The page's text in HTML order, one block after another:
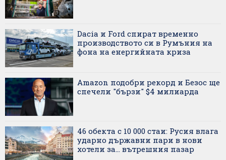
Dacia и Ford спират временно
производството си в Румъния на
фона на енергийната криза
Amazon подобри рекорд и Безос ще
спечели "бързи" $4 милиарда
46 обекта с 10 000 стаи: Русия влага
ударно държавни пари в нови
хотели за... вътрешния пазар